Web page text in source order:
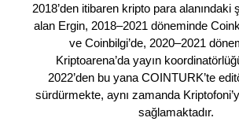
2018’den itibaren kripto para alanındaki
alan Ergin, 2018–2021 döneminde
ve Coinbilgi’de, 2020–2021
Kriptoarena’da yayın
2022’den bu yana COINTURK’te
sürdürmekte, aynı zamanda
sağlamaktadır.